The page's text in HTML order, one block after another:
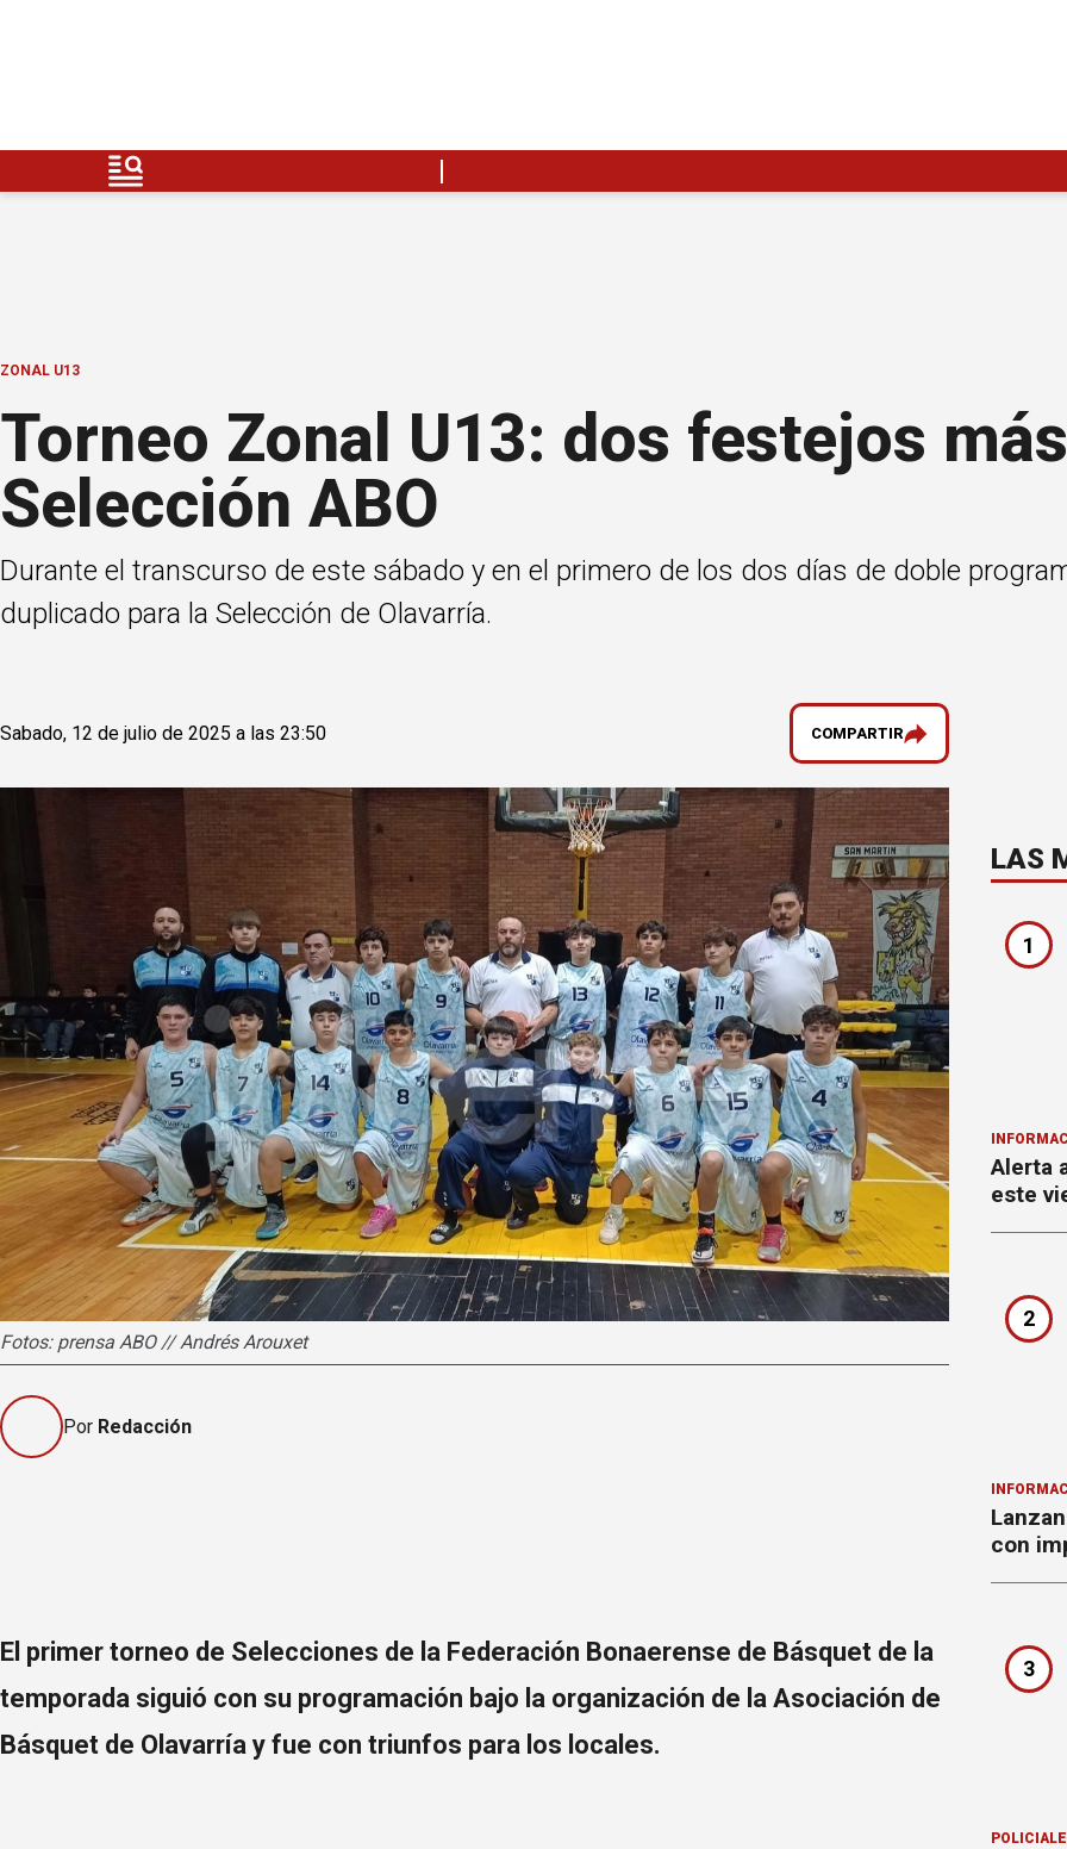
ZONAL U13
Torneo Zonal U13: dos festejos
Selección ABO
Durante el transcurso de este sábado y en el primero de los dos días de doble
duplicado para la Selección de Olavarría.
Sabado, 12 de julio de 2025 a las 23:50 COMPARTIR
Fotos: prensa ABO // Andrés Arouxet
Por Redacción
El primer torneo de Selecciones de la Federación Bonaerense de Básquet de la
temporada siguió con su programación bajo la organización de la Asociación de
Básquet de Olavarría y fue con triunfos para los locales.
LAS
1
Alerta
este
2
con
3